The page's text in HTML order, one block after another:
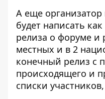
А еще
будет написать
релиза о форуме и
местных и в 2
конечный релиз с
происходящего и
списки